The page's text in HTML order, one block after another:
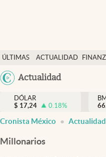
ÚLTIMAS
NOTICIAS
ACTUALIDAD
Actualidad
Actualidad
Finanzas y economía
Dólar y mercados
DÓLAR
$ 17,24 0.18%
Cronista México Actualidad
Millonarios